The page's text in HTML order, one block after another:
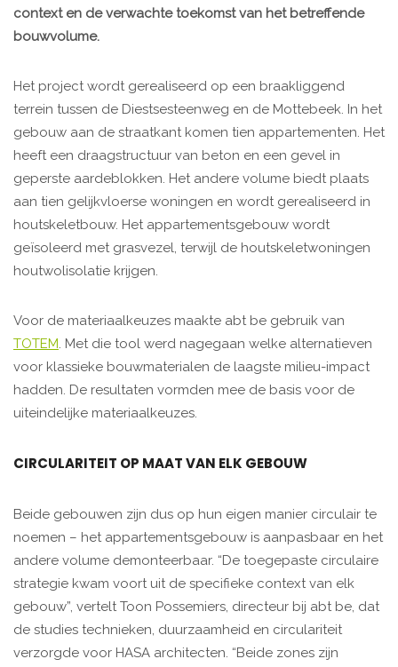
context en de verwachte toekomst van het betreffende
bouwvolume.
Het project wordt gerealiseerd op een braakliggend
terrein tussen de Diestsesteenweg en de Mottebeek. In het
gebouw aan de straatkant komen tien appartementen. Het
heeft een draagstructuur van beton en een gevel in
geperste aardeblokken. Het andere volume biedt plaats
aan tien gelijkvloerse woningen en wordt gerealiseerd in
houtskeletbouw. Het appartementsgebouw wordt
geïsoleerd met grasvezel, terwijl de houtskeletwoningen
houtwolisolatie krijgen.
Voor de materiaalkeuzes maakte abt be gebruik van
TOTEM. Met die tool werd nagegaan welke alternatieven
voor klassieke bouwmaterialen de laagste milieu-impact
hadden. De resultaten vormden mee de basis voor de
uiteindelijke materiaalkeuzes.
CIRCULARITEIT OP MAAT VAN ELK GEBOUW
Beide gebouwen zijn dus op hun eigen manier circulair te
noemen – het appartementsgebouw is aanpasbaar en het
andere volume demonteerbaar. “De toegepaste circulaire
strategie kwam voort uit de specifieke context van elk
gebouw”, vertelt Toon Possemiers, directeur bij abt be, dat
de studies technieken, duurzaamheid en circulariteit
verzorgde voor HASA architecten. “Beide zones zijn